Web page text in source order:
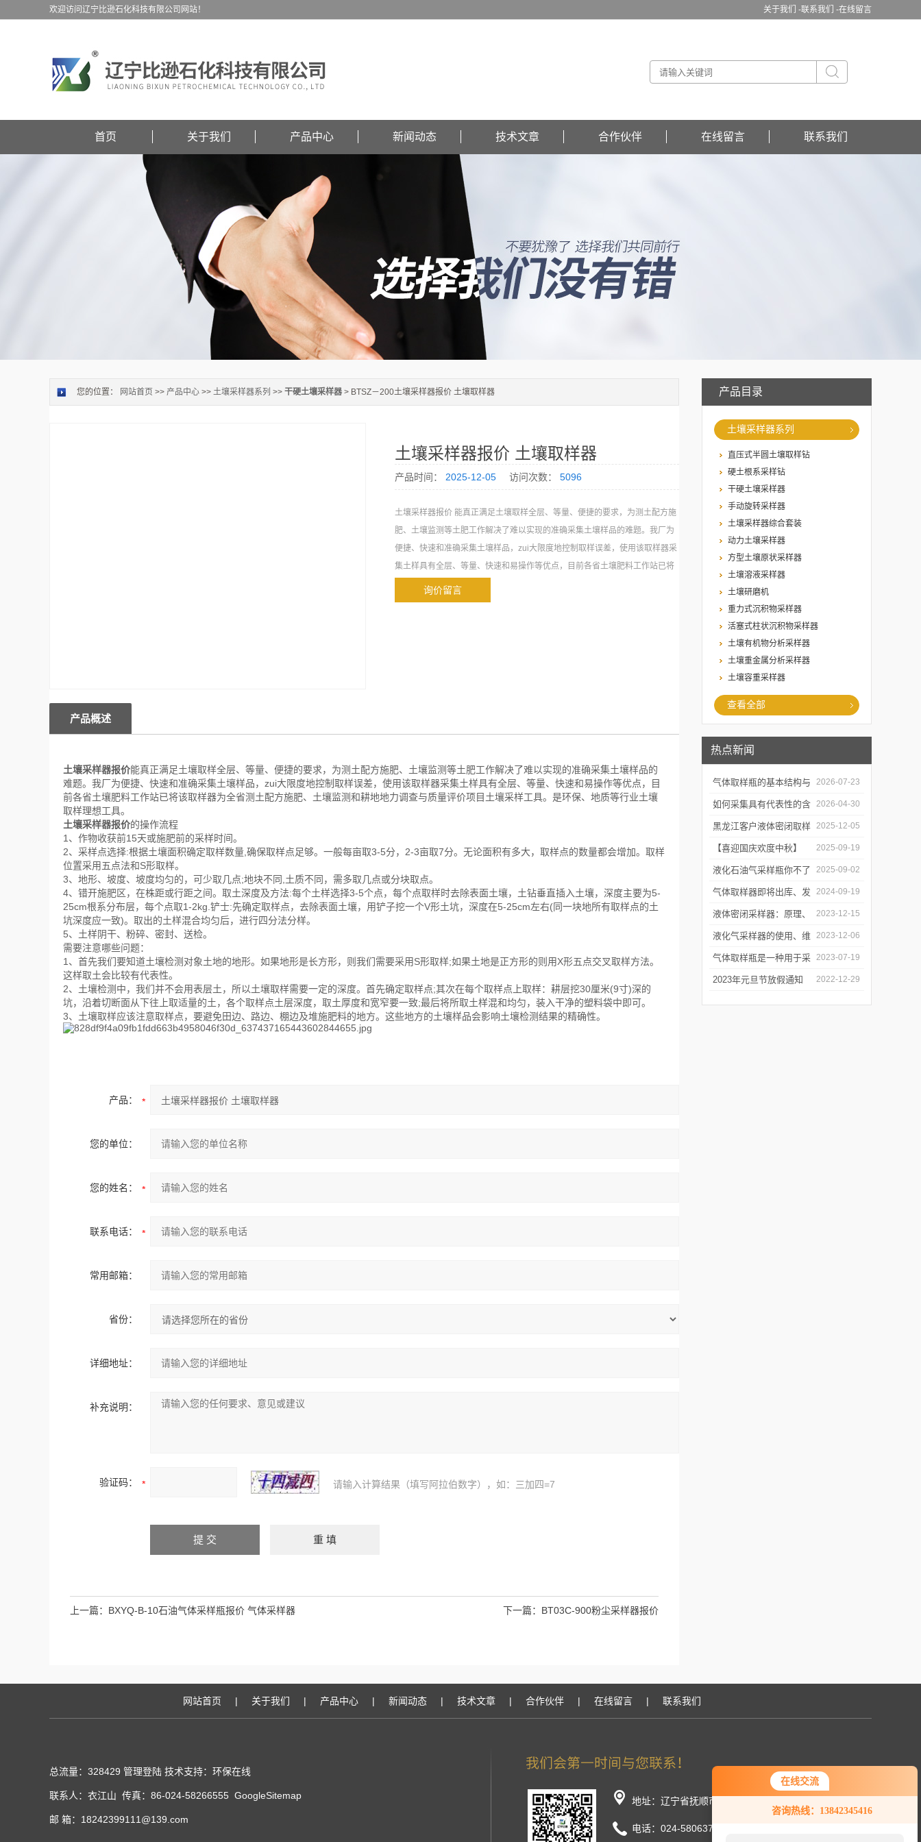
在线交流
咨询热线：13842345416
关于我们 -联系我们 -在线留言
欢迎访问辽宁比逊石化科技有限公司网站！
首页 关于我们 产品中心 新闻动态 技术文章 合作伙伴 在线留言 联系我们
产品目录
土壤采样器系列
直压式半圆土壤取样钻
硬土根系采样钻
干硬土壤采样器
手动旋转采样器
土壤采样器综合套装
动力土壤采样器
方型土壤原状采样器
土壤溶液采样器
土壤研磨机
重力式沉积物采样器
活塞式柱状沉积物采样器
土壤有机物分析采样器
土壤重金属分析采样器
土壤容重采样器
查看全部
热点新闻
气体取样瓶的基本结构与
工作逻辑是什么？
2026-07-23
如何采集具有代表性的含
油水样？——石油类采水
器原理与使用
2026-04-30
黑龙江客户液体密闭取样
器项目顺利交付
2025-12-05
【喜迎国庆欢度中秋】
2025年国庆中秋放假通知
2025-09-19
液化石油气采样瓶你不了
解的知识！
2025-09-02
气体取样器即将出库、发
货！
2024-09-19
液体密闭采样器：原理、
应用和优势
2023-12-15
液化气采样器的使用、维
护与优化
2023-12-06
气体取样瓶是一种用于采
集、贮存和分析气体样品
2023-07-19
2023年元旦节放假通知 2022-12-29
您的位置： 网站首页 >> 产品中心 >> 土壤采样器系列 >> 干硬土壤采样器 > BTSZ－200土壤采样器报价 土壤取样器
土壤采样器报价 土壤取样器
产品时间： 2025-12-05 访问次数： 5096
土壤采样器报价 能真正满足土壤取样全层、等量、便捷的要求，为测土配方施
肥、土壤监测等土肥工作解决了难以实现的准确采集土壤样品的难题。我厂为
便捷、快速和准确采集土壤样品，zui大限度地控制取样误差，使用该取样器采
集土样具有全层、等量、快速和易操作等优点，目前各省土壤肥料工作站已将
该取样器为全省测土配方施肥、土壤监测和耕地地力调查与质量评价项目土壤
采样工具。是环保、地质等行业土壤取样理想工具。
询价留言
产品概述
土壤采样器报价能真正满足土壤取样全层、等量、便捷的要求，为测土配方施肥、土壤监测等土肥工作解决了难以实现的准确采集土壤样品的
难题。我厂为便捷、快速和准确采集土壤样品，zui大限度地控制取样误差，使用该取样器采集土样具有全层、等量、快速和易操作等优点，目
前各省土壤肥料工作站已将该取样器为全省测土配方施肥、土壤监测和耕地地力调查与质量评价项目土壤采样工具。是环保、地质等行业土壤
取样理想工具。
土壤采样器报价的操作流程
1、作物收获前15天或施肥前的采样时间。
2、采样点选择:根据土壤面积确定取样数量,确保取样点足够。一般每亩取3-5分，2-3亩取7分。无论面积有多大，取样点的数量都会增加。取样
位置采用五点法和S形取样。
3、地形、坡度、坡度均匀的，可少取几点;地块不同,土质不同，需多取几点或分块取点。
4、错开施肥区，在株距或行距之间。取土深度及方法:每个土样选择3-5个点，每个点取样时去除表面土壤，土钻垂直插入土壤，深度主要为5-
25cm根系分布层，每个点取1-2kg.铲士:先确定取样点，去除表面土壤，用铲子挖一个V形土坑，深度在5-25cm左右(同一块地所有取样点的土
坑深度应一致)。取出的土样混合均匀后，进行四分法分样。
5、土样阴干、粉碎、密封、送检。
需要注意哪些问题：
1、首先我们要知道土壤检测对象土地的地形。如果地形是长方形，则我们需要采用S形取样;如果土地是正方形的则用X形五点交叉取样方法。
这样取土会比较有代表性。
2、土壤检测中，我们并不会用表层土，所以土壤取样需要一定的深度。首先确定取样点;其次在每个取样点上取样：耕层挖30厘米(9寸)深的
坑，沿着切断面从下往上取适量的土，各个取样点土层深度，取土厚度和宽窄要一致;最后将所取土样混和均匀，装入干净的塑料袋中即可。
3、土壤取样应该注意取样点，要避免田边、路边、棚边及堆施肥料的地方。这些地方的土壤样品会影响土壤检测结果的精确性。
产品：
您的单位：
您的姓名：
联系电话：
常用邮箱：
省份：
详细地址：
补充说明：
验证码： 请输入计算结果（填写阿拉伯数字），如：三加四=7
上一篇： BXYQ-B-10石油气体采样瓶报价 气体采样器 下一篇： BT03C-900粉尘采样器报价
网站首页 | 关于我们 | 产品中心 | 新闻动态 | 技术文章 | 合作伙伴 | 在线留言 | 联系我们
总流量：328429 管理登陆 技术支持： 环保在线
联系人：衣江山 传真：86-024-58266555 GoogleSitemap
邮 箱：18242399111@139.com
地址：辽宁省抚顺市顺城区长春街东段
电话：024-58063777/58033888